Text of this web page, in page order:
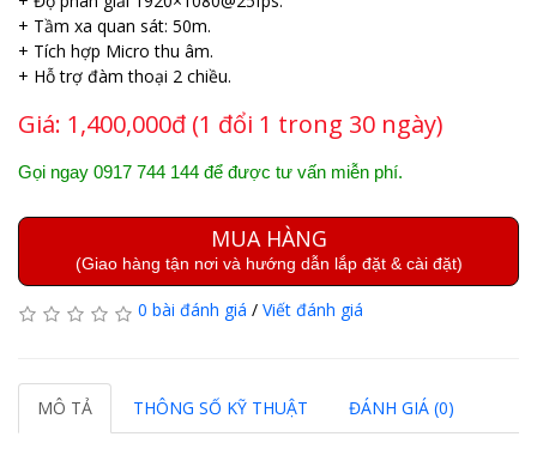
+ Tầm xa quan sát: 50m.
+ Tích hợp Micro thu âm.
+ Hỗ trợ đàm thoại 2 chiều.
Giá: 1,400,000đ (1 đổi 1 trong 30 ngày)
Gọi ngay 0917 744 144 để được tư vấn miễn phí.
MUA HÀNG
(Giao hàng tận nơi và hướng dẫn lắp đặt & cài đặt)
0 bài đánh giá / Viết đánh giá
MÔ TẢ THÔNG SỐ KỸ THUẬT ĐÁNH GIÁ (0)